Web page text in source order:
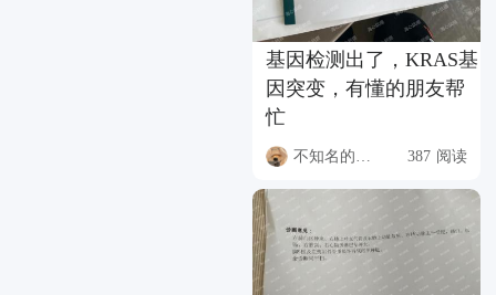
基因检测出了，KRAS基
因突变，有懂的朋友帮
忙
387 阅读